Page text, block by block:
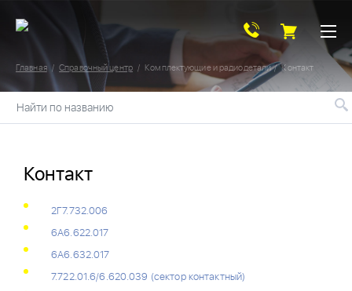
Главная Справочный центр Комплектующие и радиодетали Контакт
Найти по названию
Контакт
2Г7.732.006
6А6.622.017
6А6.632.017
7.722.01.6/6.620.039 (сектор контактный)